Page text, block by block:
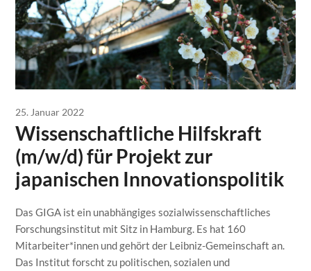
25. Januar 2022
Wissenschaftliche Hilfskraft
(m/w/d) für Projekt zur
japanischen Innovationspolitik
Das GIGA ist ein unabhängiges sozialwissenschaftliches
Forschungsinstitut mit Sitz in Hamburg. Es hat 160
Mitarbeiter*innen und gehört der Leibniz-Gemeinschaft an.
Das Institut forscht zu politischen, sozialen und